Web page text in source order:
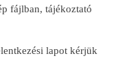
fájlban, tájékoztató
lapot kérjük